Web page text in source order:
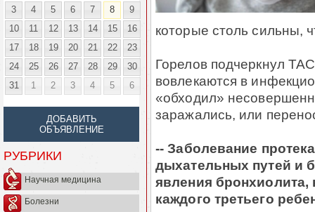
3
4 5 6 7 8
9
10
11 12 13 14 15
16
17
18 19 20 21 22
23
24
25 26 27 28 29
30
31
1 2 3 4 5 6
ДОБАВИТЬ
ОБЪЯВЛЕНИЕ
РУБРИКИ
Научная медицина
Болезни
которые столь сильны,
Горелов подчеркнул
вовлекаются в
«обходил»
заражались, или
-- Заболевание
дыхательных путей и
явления бронхиолита,
каждого третьего